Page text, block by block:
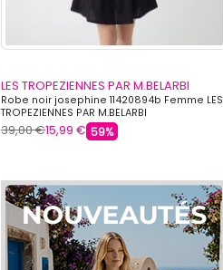
LES TROPEZIENNES PAR M.BELARBI
Robe noir josephine 11420894b Femme LES
TROPEZIENNES PAR M.BELARBI
39,00 €15,99 € 59%